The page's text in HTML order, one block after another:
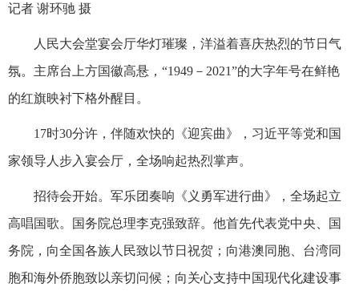
记者 谢环驰 摄
人民大会堂宴会厅华灯璀璨，洋溢着喜庆热烈的节日气
氛。主席台上方国徽高悬，“1949－2021”的大字年号在鲜艳
的红旗映衬下格外醒目。
17时30分许，伴随欢快的《迎宾曲》，习近平等党和国
家领导人步入宴会厅，全场响起热烈掌声。
招待会开始。军乐团奏响《义勇军进行曲》，全场起立
高唱国歌。国务院总理李克强致辞。他首先代表党中央、国
务院，向全国各族人民致以节日祝贺；向港澳同胞、台湾同
胞和海外侨胞致以亲切问候；向关心支持中国现代化建设事